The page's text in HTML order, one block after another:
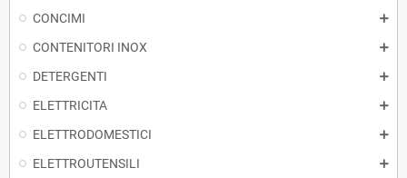
CONCIMI
CONTENITORI INOX
DETERGENTI
ELETTRICITA
ELETTRODOMESTICI
ELETTROUTENSILI